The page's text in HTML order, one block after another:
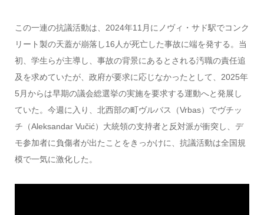
この一連の抗議活動は、2024年11月にノヴィ・サド駅でコンク
リート製の天蓋が崩落し16人が死亡した事故に端を発する。当
初、学生らが主導し、事故の背景にあるとされる汚職の責任追
及を求めていたが、政府が要求に応じなかったとして、2025年
5月からは早期の議会総選挙の実施を要求する運動へと発展し
ていた。今週に入り、北西部の町ヴルバス（Vrbas）でヴチッ
チ（Aleksandar Vučić）大統領の支持者と反対派が衝突し、デ
モ参加者に負傷者が出たことをきっかけに、抗議活動は全国規
模で一気に激化した。